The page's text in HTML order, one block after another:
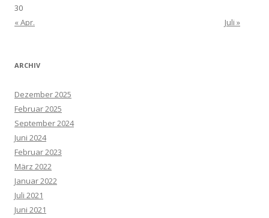
30
« Apr.
Juli »
ARCHIV
Dezember 2025
Februar 2025
September 2024
Juni 2024
Februar 2023
März 2022
Januar 2022
Juli 2021
Juni 2021